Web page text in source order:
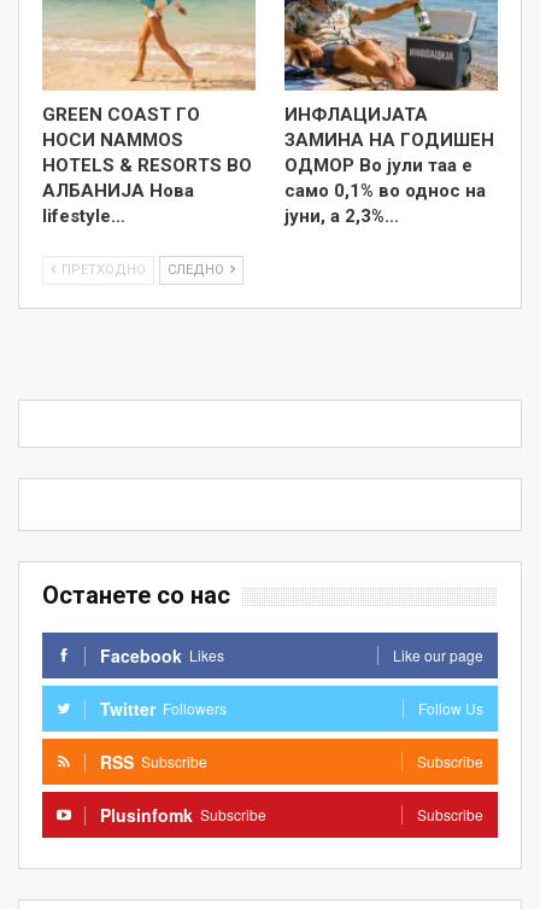
GREEN COAST ГО
НОСИ NAMMOS
HOTELS & RESORTS ВО
АЛБАНИЈА Нова
lifestyle…
ИНФЛАЦИЈАТА
ЗАМИНА НА ГОДИШЕН
ОДМОР Во јули таа е
само 0,1% во однос на
јуни, а 2,3%…
ПРЕТХОДНО СЛЕДНО
Останете со нас
Facebook Likes Like our page
Twitter Followers Follow Us
RSS Subscribe Subscribe
Plusinfomk Subscribe Subscribe